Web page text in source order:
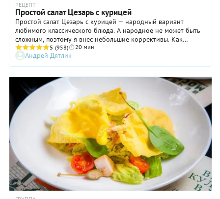
РЕЦЕПТ
Простой салат Цезарь с курицей
Простой салат Цезарь с курицей — народный вариант
любимого классического блюда. А народное не может быть
сложным, поэтому я внес небольшие коррективы. Как
известно, традиционный салат славится своей заправкой, но
ее приготовление требует определенной сноровки, поэтому
в моем рецепте салата Цезарь чесночный соус готовится на
основе майонеза. Также я предлагаю использовать готовое
филе от вареной или запеченной птицы, так вы сэкономите
время. И еще одна «вольность» — вместо салата романо
используйте любой листовой салат, только помните, что
нежные листочки быстро теряют привлекательный вид после
смешивания с заправкой, поэтому добавляйте соус только
перед подачей. Такой простой салат Цезарь вполне можно
подать в качестве ланча или легкого ужина — кому как
нравится!
5 (958) 20 мин
Андрей Дятлик